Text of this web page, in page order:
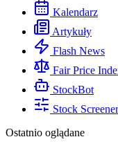
Kalendarz
Artykuły
Flash News
Fair Price
StockBot
Stock Screener
Ostatnio oglądane